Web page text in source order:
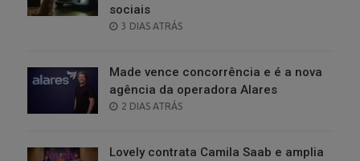
sociais
POSTED
3 DIAS ATRÁS
Made vence concorrência e é a nova
agência da operadora Alares
POSTED
2 DIAS ATRÁS
Lovely contrata Camila Saab e amplia